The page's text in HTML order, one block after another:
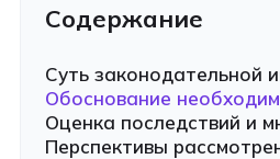
Содержание
Суть законодательной
Обоснование
Оценка последствий и
Перспективы